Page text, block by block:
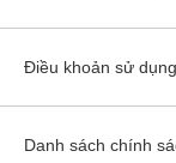
Điều khoản sử dụng
Danh sách chính